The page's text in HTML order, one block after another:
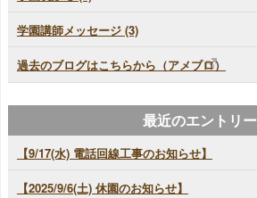
学園講師メッセージ (3)
過去のブログはこちらから（アメブロ）
最近のエントリー
【9/17(水) 電話回線工事のお知らせ】
【2025/9/6(土) 休園のお知らせ】